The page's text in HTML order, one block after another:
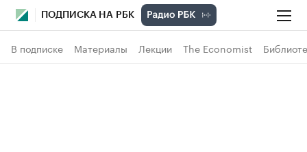
ПОДПИСКА НА РБК
В подписке Материалы Лекции The Economist